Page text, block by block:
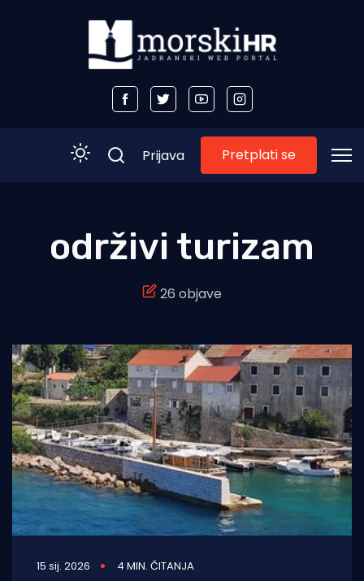
Morski plus
Otoci
Turizam i nautika
Pomorstvo
Ribolov
Ekologija
Tradicija i kultura
Prijava Pretplati se
održivi turizam
26 objave
15 sij. 2026 4 MIN. ČITANJA